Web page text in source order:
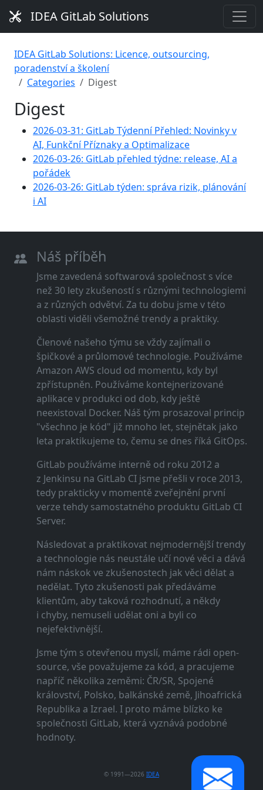
IDEA GitLab Solutions
IDEA GitLab Solutions: Licence, outsourcing,
poradenství a školení
Categories
Digest
Digest
2026-03-31: GitLab Týdenní Přehled: Novinky v
AI, Funkční Příznaky a Optimalizace
2026-03-26: GitLab přehled týdne: release, AI a
pořádek
2026-03-26: GitLab týden: správa rizik, plánování
i AI
Náš příběh
Jsme zavedená softwarová společnost s více
než 30 lety zkušeností s různými technologiemi
a z různých odvětví. Za tu dobu jsme v této
oblasti viděli všemožné trendy a praktiky.
Členové našeho týmu se vždy zajímali o
špičkové a průlomové technologie. Používáme
Amazon AWS cloud od momentu, kdy byl
zpřístupněn. Používáme kontejnerizované
aplikace v produkci od dob, kdy ještě
neexistoval Docker. Náš tým prosazoval princip
"všechno je kód" již mnoho let, stejnětak jako
leta praktikujeme to, čemu se dnes říká GitOps.
GitLab používáme interně od roku 2012 a
z Jenkinsu na GitLab CI jsme přešli v roce 2013,
tedy prakticky v momentě zveřejnění první
verze tehdy samostatného produktu GitLab CI
Server.
Následovat a praktikovat nejmodernější trendy
a technologie nás neustále učí nové věci a dává
nám náskok ve zkušenostech jak věci dělat a
nedělat. Tyto zkušenosti pak předáváme
klientům, aby taková rozhodnutí, a někdy
i chyby, nemuseli udělat oni a byli co
nejefektivnější.
Jsme tým s otevřenou myslí, máme rádi open-
source, vše považujeme za kód, a pracujeme
napříč několika zeměmi: ČR/SR, Spojené
království, Polsko, balkánské země, Jihoafrická
Republika a Izrael. I proto máme blízko ke
společnosti GitLab, která vyznává podobné
hodnoty.
© 1991—2026 IDEA